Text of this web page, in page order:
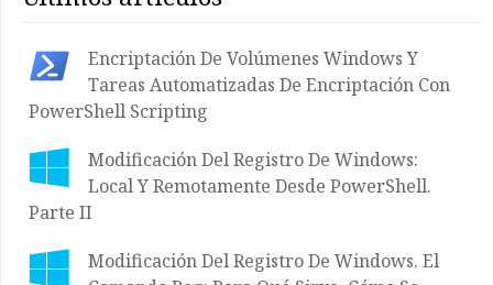
Encriptación De Volúmenes Windows Y
Tareas Automatizadas De Encriptación Con
PowerShell Scripting
Modificación Del Registro De Windows:
Local Y Remotamente Desde PowerShell.
Parte II
Modificación Del Registro De Windows. El